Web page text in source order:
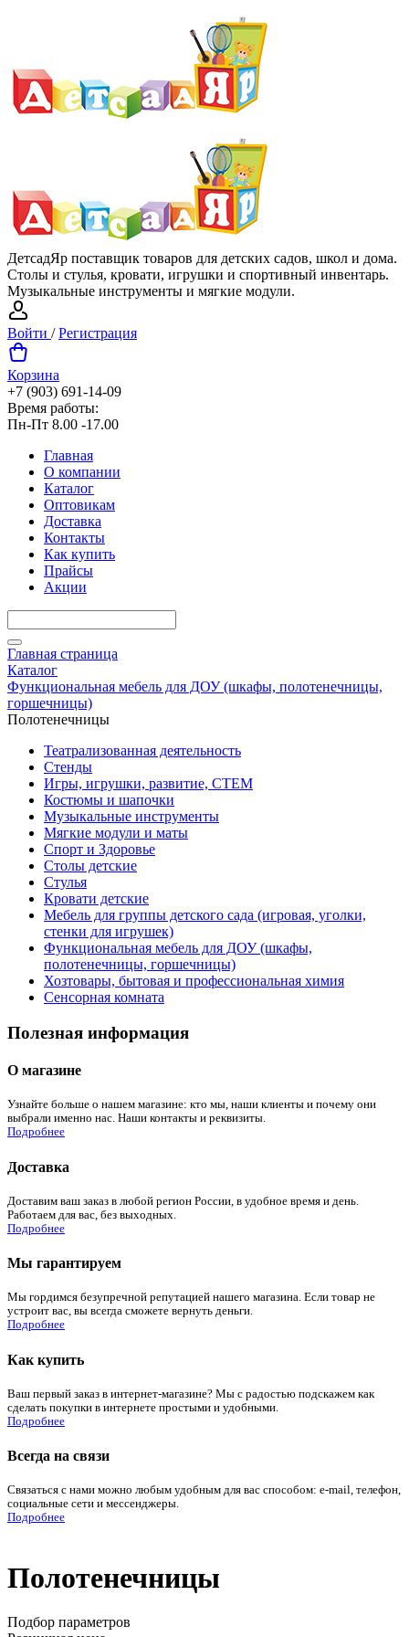
ДетсадЯр поставщик товаров для детских садов, школ и дома.
Столы и стулья, кровати, игрушки и спортивный инвентарь.
Музыкальные инструменты и мягкие модули.
Войти /Регистрация
Корзина
+7 (903) 691-14-09
Время работы:
Пн-Пт 8.00 -17.00
Главная
О компании
Каталог
Оптовикам
Доставка
Контакты
Как купить
Прайсы
Акции
Главная страница
Каталог
Функциональная мебель для ДОУ (шкафы, полотенечницы,
горшечницы)
Полотенечницы
Театрализованная деятельность
Стенды
Игры, игрушки, развитие, СТЕМ
Костюмы и шапочки
Музыкальные инструменты
Мягкие модули и маты
Спорт и Здоровье
Столы детские
Стулья
Кровати детские
Мебель для группы детского сада (игровая, уголки,
стенки для игрушек)
Функциональная мебель для ДОУ (шкафы,
полотенечницы, горшечницы)
Хозтовары, бытовая и профессиональная химия
Сенсорная комната
Полезная информация
О магазине
Узнайте больше о нашем магазине: кто мы, наши клиенты и почему они
выбрали именно нас. Наши контакты и реквизиты.
Подробнее
Доставка
Доставим ваш заказ в любой регион России, в удобное время и день.
Работаем для вас, без выходных.
Подробнее
Мы гарантируем
Мы гордимся безупречной репутацией нашего магазина. Если товар не
устроит вас, вы всегда сможете вернуть деньги.
Подробнее
Как купить
Ваш первый заказ в интернет-магазине? Мы с радостью подскажем как
сделать покупки в интернете простыми и удобными.
Подробнее
Всегда на связи
Связаться с нами можно любым удобным для вас способом: e-mail, телефон,
социальные сети и мессенджеры.
Подробнее
Полотенечницы
Подбор параметров